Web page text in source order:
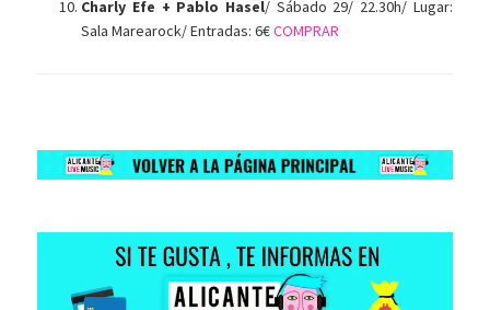
Charly Efe + Pablo Hasel/ Sábado 29/ 22.30h/ Lugar:
Sala Marearock/ Entradas: 6€COMPRAR